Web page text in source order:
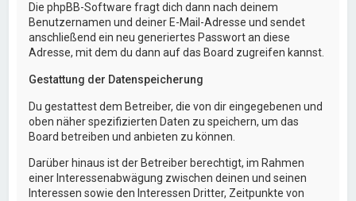
Die phpBB-Software fragt dich dann nach deinem
Benutzernamen und deiner E-Mail-Adresse und sendet
anschließend ein neu generiertes Passwort an diese
Adresse, mit dem du dann auf das Board zugreifen kannst.
Gestattung der Datenspeicherung
Du gestattest dem Betreiber, die von dir eingegebenen und
oben näher spezifizierten Daten zu speichern, um das
Board betreiben und anbieten zu können.
Darüber hinaus ist der Betreiber berechtigt, im Rahmen
einer Interessenabwägung zwischen deinen und seinen
Interessen sowie den Interessen Dritter, Zeitpunkte von